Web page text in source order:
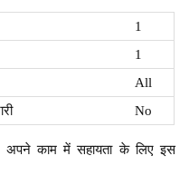
1
1
All
No
अपने काम में सहायता के लिए इस